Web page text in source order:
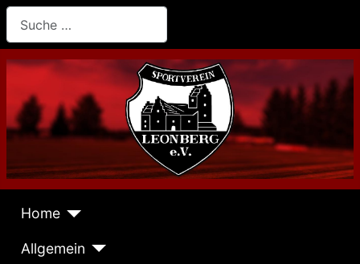
Home
Allgemein